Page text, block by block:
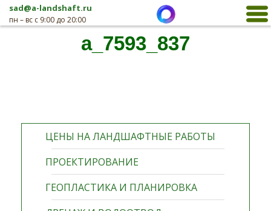
sad@a-landshaft.ru
пн – вс с 9:00 до 20:00
ЦЕНЫ НА ЛАНДШАФТНЫЕ РАБОТЫ
ПРОЕКТИРОВАНИЕ
ГЕОПЛАСТИКА И ПЛАНИРОВКА
a_7593_837